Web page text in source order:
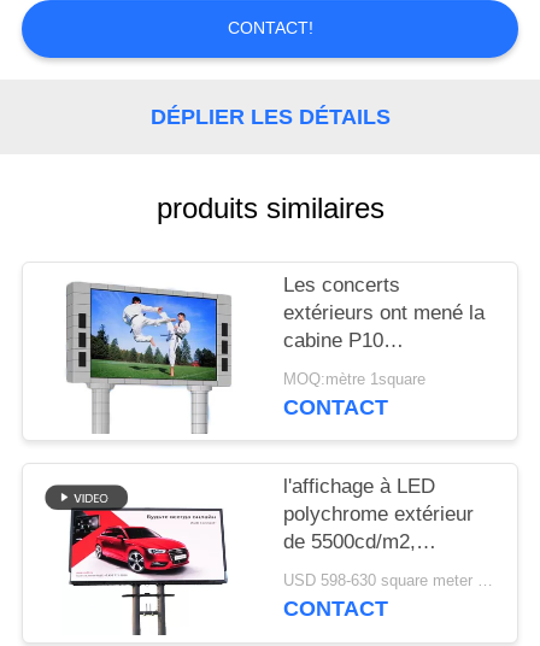
DU
SITE
CONTACT!
DÉPLIER LES DÉTAILS
produits similaires
Les concerts
extérieurs ont mené la
cabine P10
320mm*160mm
polychromes du DJ 2
MOQ:mètre 1square
CONTACT
l'affichage à LED
polychrome extérieur
de 5500cd/m2,
Publicité extérieure a
mené l'écran de
USD 598-630 square meter MOQ:1 mètre carré
CONTACT